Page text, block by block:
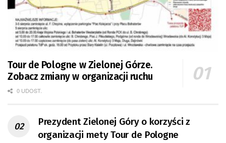
Tour de Pologne w Zielonej Górze.
Zobacz zmiany w organizacji ruchu
0 UDOST.
Prezydent Zielonej Góry o korzyści z
organizacji mety Tour de Pologne